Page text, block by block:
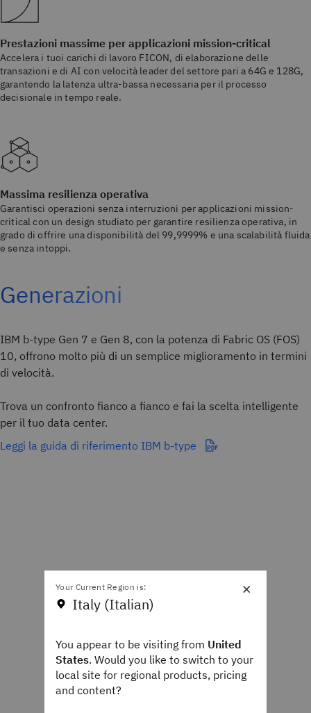
Prestazioni massime per applicazioni mission-critical
Accelera i tuoi carichi di lavoro FICON, di elaborazione delle
transazioni e di AI con velocità leader del settore pari a 64G e 128G,
garantendo la latenza ultra-bassa necessaria per il processo
decisionale in tempo reale.
Massima resilienza operativa
Garantisci operazioni senza interruzioni per applicazioni mission-
critical con un design studiato per garantire resilienza operativa, in
grado di offrire una disponibilità del 99,9999% e una scalabilità fluida
e senza intoppi.
Generazioni
IBM b-type Gen 7 e Gen 8, con la potenza di Fabric OS (FOS)
10, offrono molto più di un semplice miglioramento in termini
di velocità.
Trova un confronto fianco a fianco e fai la scelta intelligente
per il tuo data center.
Leggi la guida di riferimento IBM b-type
×
Your Current Region is:
Italy (Italian)
You appear to be visiting from United
States. Would you like to switch to your
local site for regional products, pricing
and content?